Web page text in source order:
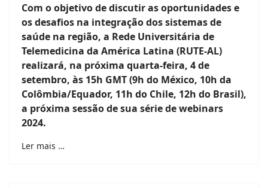
Com o objetivo de discutir as oportunidades e
os desafios na integração dos sistemas de
saúde na região, a Rede Universitária de
Telemedicina da América Latina (RUTE-AL)
realizará, na próxima quarta-feira, 4 de
setembro, às 15h GMT (9h do México, 10h da
Colômbia/Equador, 11h do Chile, 12h do Brasil),
a próxima sessão de sua série de webinars
2024.
Ler mais …